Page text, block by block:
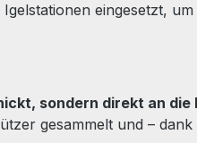
eingesetzt,
sondern direkt an
gesammelt und –